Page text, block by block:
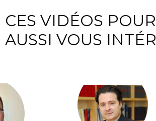
CES VIDÉOS
AUSSI VOUS